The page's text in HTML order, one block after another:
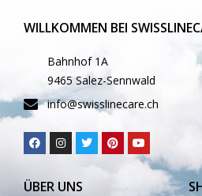
WILLKOMMEN BEI
Bahnhof 1A
9465 Salez-Sennwald
info@swisslinecare.ch
ÜBER UNS